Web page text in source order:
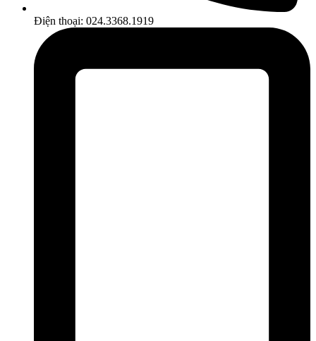
Điện thoại: 024.3368.1919